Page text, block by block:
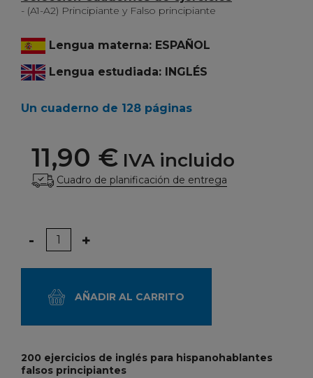
- (A1-A2) Principiante y Falso principiante
Lengua materna: ESPAÑOL
Lengua estudiada: INGLÉS
Un cuaderno de 128 páginas
11,90 € IVA incluido
Cuadro de planificación de entrega
Cantidad
- +
AÑADIR AL CARRITO
200 ejercicios de inglés para hispanohablantes
falsos principiantes